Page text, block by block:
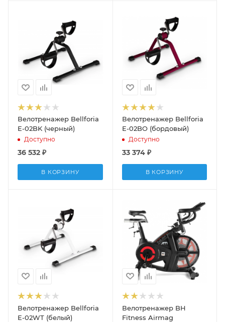
Велотренажер Bellforia
E-02BK (черный)
Доступно
36 532 ₽
В КОРЗИНУ
Велотренажер Bellforia
E-02BO (бордовый)
Доступно
33 374₽
В КОРЗИНУ
Велотренажер Bellforia
E-02WT (белый)
Велотренажер BH
Fitness Airmag